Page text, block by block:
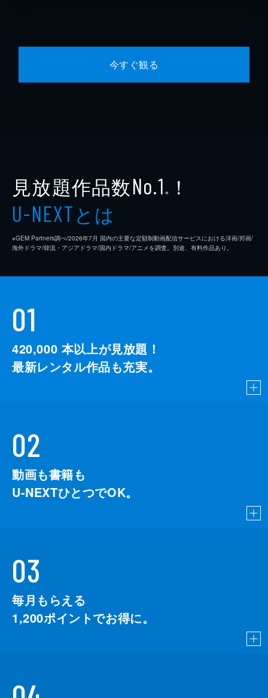
今すぐ観る
見放題作品数No.1 ※ ！
U-NEXTとは
※GEM Partners調べ/2026年7⽉ 国内の主要な定額制動画配信サービスにおける洋画/邦画/
海外ドラマ/韓流・アジアドラマ/国内ドラマ/アニメを調査。別途、有料作品あり。
01
420,000 本以上が見放題！
最新レンタル作品も充実。
02
動画も書籍も
U-NEXTひとつでOK。
03
毎月もらえる
1,200ポイントでお得に。